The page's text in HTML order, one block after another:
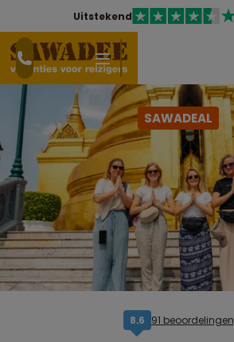
Uitstekend
SAWADEAL
8,6 91 beoordelingen